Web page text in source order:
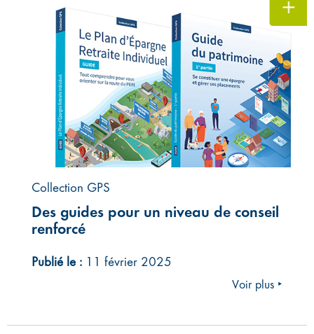
Collection GPS
Des guides pour un niveau de conseil
renforcé
Publié le : 11 février 2025
Voir plus ‣